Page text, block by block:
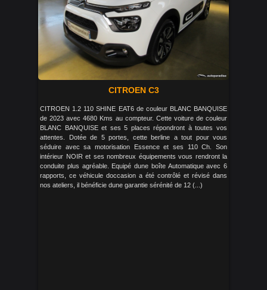
CITROEN C3
CITROEN 1.2 110 SHINE EAT6 de couleur BLANC BANQUISE
de 2023 avec 4680 Kms au compteur. Cette voiture de couleur
BLANC BANQUISE et ses 5 places répondront à toutes vos
attentes. Dotée de 5 portes, cette berline a tout pour vous
séduire avec sa motorisation Essence et ses 110 Ch. Son
intérieur NOIR et ses nombreux équipements vous rendront la
conduite plus agréable. Equipé dune boîte Automatique avec 6
rapports, ce véhicule doccasion a été contrôlé et révisé dans
nos ateliers, il bénéficie dune garantie sérénité de 12 (...)